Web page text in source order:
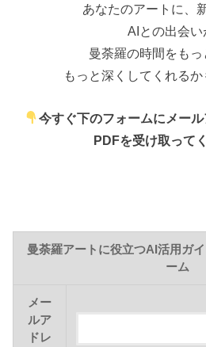
あなたのアートに、
AIとの出会い
曼荼羅の時間をもっ
もっと深くしてくれるか
今すぐ下のフォームにメール
PDFを受け取って
曼荼羅アートに役立つAI活用ガ
ーム
メー
ルア
ドレ